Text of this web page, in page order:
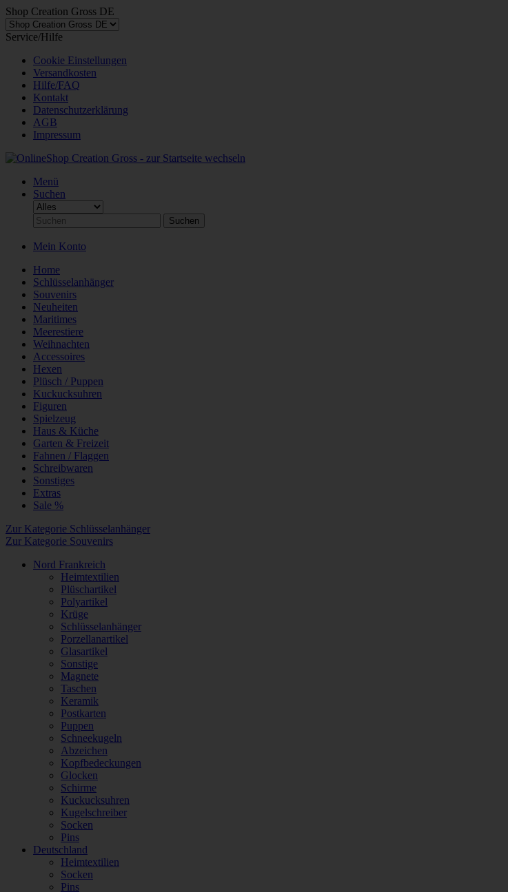
Shop Creation Gross DE
Service/Hilfe
Cookie Einstellungen
Versandkosten
Hilfe/FAQ
Kontakt
Datenschutzerklärung
AGB
Impressum
Menü
Suchen
Suchen
Mein Konto
Home
Schlüsselanhänger
Souvenirs
Neuheiten
Maritimes
Meerestiere
Weihnachten
Accessoires
Hexen
Plüsch / Puppen
Kuckucksuhren
Figuren
Spielzeug
Haus & Küche
Garten & Freizeit
Fahnen / Flaggen
Schreibwaren
Sonstiges
Extras
Sale %
Zur Kategorie Schlüsselanhänger
Zur Kategorie Souvenirs
Nord Frankreich
Heimtextilien
Plüschartikel
Polyartikel
Krüge
Schlüsselanhänger
Porzellanartikel
Glasartikel
Sonstige
Magnete
Taschen
Keramik
Postkarten
Puppen
Schneekugeln
Abzeichen
Kopfbedeckungen
Glocken
Schirme
Kuckucksuhren
Kugelschreiber
Socken
Pins
Deutschland
Heimtextilien
Socken
Pins